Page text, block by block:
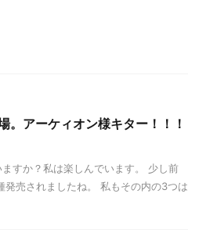
。アーケィオン様キター！！！
すか？私は楽しんでいます。 少し前
売されましたね。 私もその内の3つは